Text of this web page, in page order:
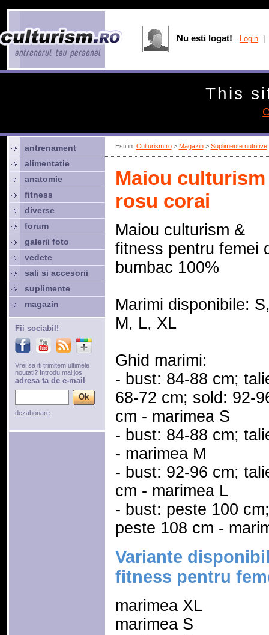
Esti in: Culturism.ro> Magazin> Suplimente nutritive
Maiou
rosu corai
Maiou culturism &
fitness pentru femei
bumbac 100%
Marimi disponibile:
M, L, XL
Ghid marimi:
- bust: 84-88 cm;
68-72 cm; sold: 92-
cm - marimea S
- bust: 84-88 cm;
- marimea M
- bust: 92-96 cm;
cm - marimea L
- bust: peste 100
peste 108 cm -
Variante
fitness pentru
marimea XL
marimea S
antrenament
alimentatie
anatomie
fitness
diverse
forum
galerii foto
vedete
sali si accesorii
suplimente
magazin
Fii sociabil!
Vrei sa iti trimitem ultimele
noutati? Introdu mai jos
adresa ta de e-mail
dezabonare
Nu esti logat! Login
This